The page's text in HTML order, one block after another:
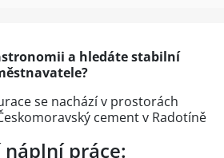
a hledáte stabilní
se nachází v prostorách
cement v Radotíně
náplní práce: